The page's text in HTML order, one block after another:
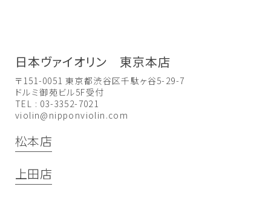
日本ヴァイオリン 東京本店
〒151-0051 東京都渋谷区千駄ヶ谷5-29-7
ドルミ御苑ビル5F受付
TEL : 03-3352-7021
violin@nipponviolin.com
松本店
上田店